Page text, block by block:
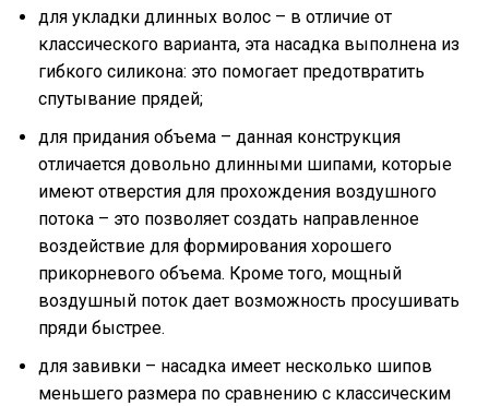
для укладки длинных волос – в отличие от
классического варианта, эта насадка выполнена из
гибкого силикона: это помогает предотвратить
спутывание прядей;
для придания объема – данная конструкция
отличается довольно длинными шипами, которые
имеют отверстия для прохождения воздушного
потока – это позволяет создать направленное
воздействие для формирования хорошего
прикорневого объема. Кроме того, мощный
воздушный поток дает возможность просушивать
пряди быстрее.
для завивки – насадка имеет несколько шипов
меньшего размера по сравнению с классическим